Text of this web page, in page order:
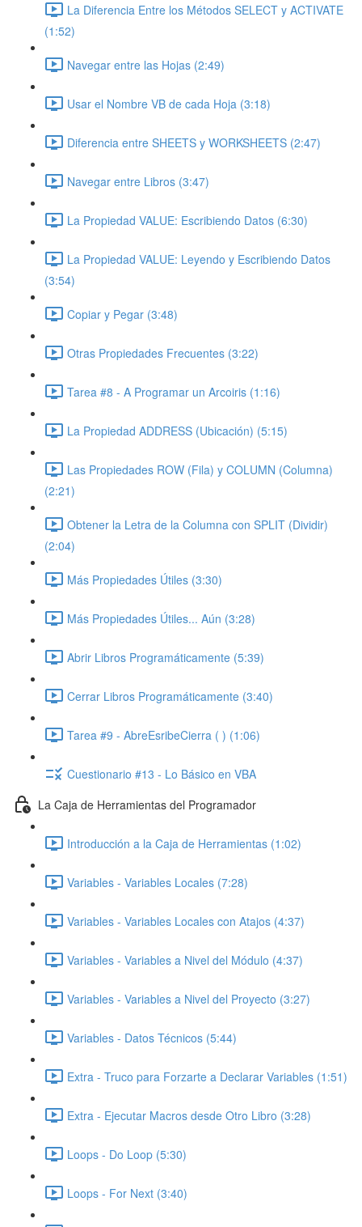
La Diferencia Entre los Métodos SELECT y ACTIVATE
(1:52)
Navegar entre las Hojas (2:49)
Usar el Nombre VB de cada Hoja (3:18)
Diferencia entre SHEETS y WORKSHEETS (2:47)
Navegar entre Libros (3:47)
La Propiedad VALUE: Escribiendo Datos (6:30)
La Propiedad VALUE: Leyendo y Escribiendo Datos
(3:54)
Copiar y Pegar (3:48)
Otras Propiedades Frecuentes (3:22)
Tarea #8 - A Programar un Arcoiris (1:16)
La Propiedad ADDRESS (Ubicación) (5:15)
Las Propiedades ROW (Fila) y COLUMN (Columna)
(2:21)
Obtener la Letra de la Columna con SPLIT (Dividir)
(2:04)
Más Propiedades Útiles (3:30)
Más Propiedades Útiles... Aún (3:28)
Abrir Libros Programáticamente (5:39)
Cerrar Libros Programáticamente (3:40)
Tarea #9 - AbreEsribeCierra ( ) (1:06)
Cuestionario #13 - Lo Básico en VBA
La Caja de Herramientas del Programador
Introducción a la Caja de Herramientas (1:02)
Variables - Variables Locales (7:28)
Variables - Variables Locales con Atajos (4:37)
Variables - Variables a Nivel del Módulo (4:37)
Variables - Variables a Nivel del Proyecto (3:27)
Variables - Datos Técnicos (5:44)
Extra - Truco para Forzarte a Declarar Variables (1:51)
Extra - Ejecutar Macros desde Otro Libro (3:28)
Loops - Do Loop (5:30)
Loops - For Next (3:40)